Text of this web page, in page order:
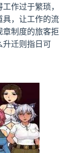
作过于繁琐，
，让工作的流
制度的旅客拒
升迁则指日可